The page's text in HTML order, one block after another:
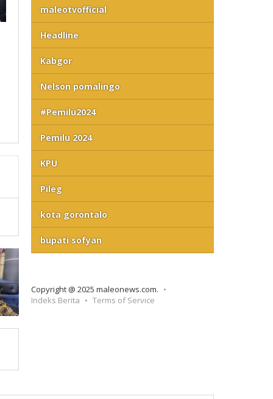
maleotvofficial
Headline
Kabgor
Nelson pomalingo
#Pemilu2024
Pemilu 2024
KPU
Pileg
kota gorontalo
bupati sofyan
Copyright @ 2025 maleonews.com.
Indeks Berita
Terms of Service